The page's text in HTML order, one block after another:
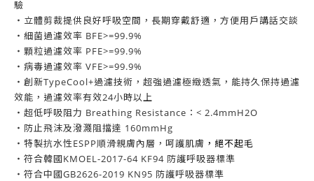
驗
・立體剪裁提供良好呼吸空間，長期穿戴舒適，方便用戶講話交談
・細菌過濾效率 BFE>=99.9%
・顆粒過濾效率 PFE>=99.9%
・病毒過濾效率 VFE>=99.9%
・創新TypeCool+過濾技術，超強過濾極緻透氣，能持久保持過濾
效能，過濾效率有效24小時以上
・超低呼吸阻力 Breathing Resistance：< 2.4mmH2O
・防止飛沫及潑濺阻擋達 160mmHg
・特製抗水性ESPP順滑親膚內層，呵護肌膚 ，絕不起毛
・符合韓國KMOEL-2017-64 KF94 防護呼吸器標準
・符合中國GB2626-2019 KN95 防護呼吸器標準